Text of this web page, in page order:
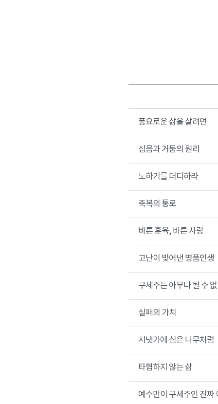
풍요로운 삶을 살려면
심음과 거둠의 원리
노하기를 더디하라
축복의 통로
바른 훈육, 바른 사랑
고난이 빚어낸 명품인생
구세주는 아무나 될 수
실패의 가치
시냇가에 심은 나무처럼
타협하지 않는 삶
예수만이 구세주인 진짜